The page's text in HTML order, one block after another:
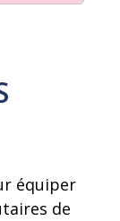
équiper
de